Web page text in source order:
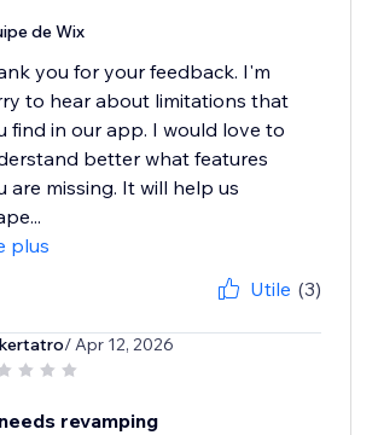
de Wix
you for your feedback. I'm
to hear about limitations that
find in our app. I would love to
better what features
are missing. It will help us
plus
Utile (3)
/ Apr 12, 2026
revamping